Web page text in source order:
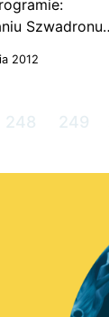
2012
248 249